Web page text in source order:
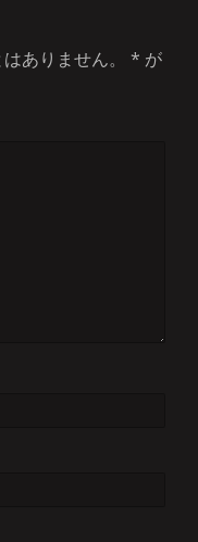
ありません。 * が